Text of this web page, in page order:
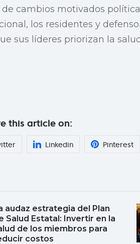
cambios motivados
los residentes y
sus líderes priorizan la
this article on:
Linkedin Pinterest
audaz estrategia del Plan
Salud Estatal: Invertir en la
de los miembros para
costos